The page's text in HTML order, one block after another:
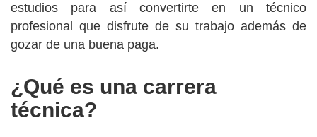
estudios para así convertirte en un técnico
profesional que disfrute de su trabajo además de
gozar de una buena paga.
¿Qué es una carrera
técnica?